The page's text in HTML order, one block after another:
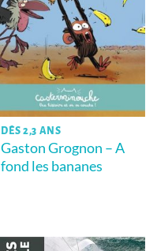
DÈS 2,3 ANS
Gaston Grognon – A
fond les bananes